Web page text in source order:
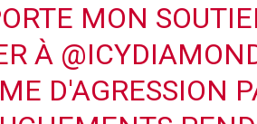
MON
À
D'AGRESSION